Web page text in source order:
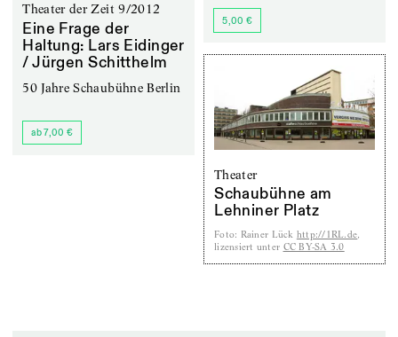
5,00 €
Theater der Zeit 9/2012
Eine Frage der
Haltung: Lars Eidinger
/ Jürgen Schitthelm
50 Jahre Schaubühne Berlin
ab 7,00 €
Theater
Schaubühne am
Lehniner Platz
Foto: Rainer Lück http://1RL.de,
lizensiert unter CC BY-SA 3.0